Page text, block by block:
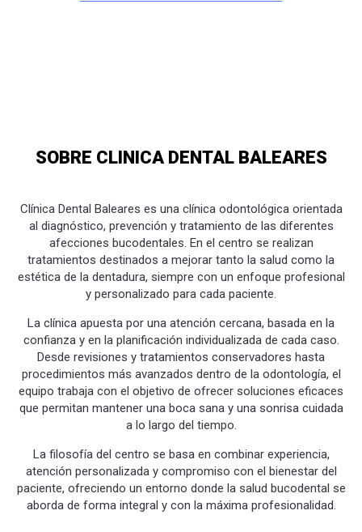
SOBRE CLINICA DENTAL BALEARES
Clínica Dental Baleares es una clínica odontológica orientada
al diagnóstico, prevención y tratamiento de las diferentes
afecciones bucodentales. En el centro se realizan
tratamientos destinados a mejorar tanto la salud como la
estética de la dentadura, siempre con un enfoque profesional
y personalizado para cada paciente.
La clínica apuesta por una atención cercana, basada en la
confianza y en la planificación individualizada de cada caso.
Desde revisiones y tratamientos conservadores hasta
procedimientos más avanzados dentro de la odontología, el
equipo trabaja con el objetivo de ofrecer soluciones eficaces
que permitan mantener una boca sana y una sonrisa cuidada
a lo largo del tiempo.
La filosofía del centro se basa en combinar experiencia,
atención personalizada y compromiso con el bienestar del
paciente, ofreciendo un entorno donde la salud bucodental se
aborda de forma integral y con la máxima profesionalidad.